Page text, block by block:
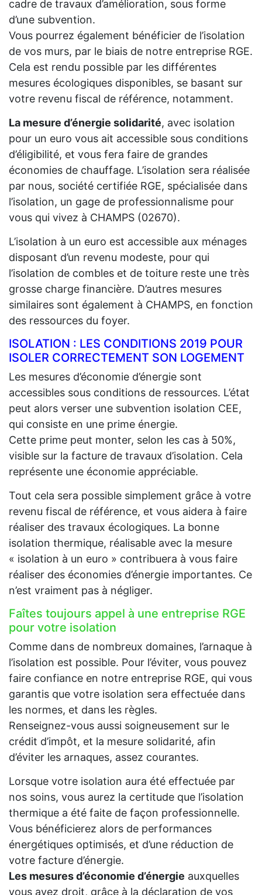
cadre de travaux d’amélioration, sous forme
d’une subvention.
Vous pourrez également bénéficier de l’isolation
de vos murs, par le biais de notre entreprise RGE.
Cela est rendu possible par les différentes
mesures écologiques disponibles, se basant sur
votre revenu fiscal de référence, notamment.
La mesure d’énergie solidarité, avec isolation
pour un euro vous ait accessible sous conditions
d’éligibilité, et vous fera faire de grandes
économies de chauffage. L’isolation sera réalisée
par nous, société certifiée RGE, spécialisée dans
l’isolation, un gage de professionnalisme pour
vous qui vivez à CHAMPS (02670).
L’isolation à un euro est accessible aux ménages
disposant d’un revenu modeste, pour qui
l’isolation de combles et de toiture reste une très
grosse charge financière. D’autres mesures
similaires sont également à CHAMPS, en fonction
des ressources du foyer.
ISOLATION : LES CONDITIONS 2019 POUR
ISOLER CORRECTEMENT SON LOGEMENT
Les mesures d’économie d’énergie sont
accessibles sous conditions de ressources. L’état
peut alors verser une subvention isolation CEE,
qui consiste en une prime énergie.
Cette prime peut monter, selon les cas à 50%,
visible sur la facture de travaux d’isolation. Cela
représente une économie appréciable.
Tout cela sera possible simplement grâce à votre
revenu fiscal de référence, et vous aidera à faire
réaliser des travaux écologiques. La bonne
isolation thermique, réalisable avec la mesure
« isolation à un euro » contribuera à vous faire
réaliser des économies d’énergie importantes. Ce
n’est vraiment pas à négliger.
Faîtes toujours appel à une entreprise RGE
pour votre isolation
Comme dans de nombreux domaines, l’arnaque à
l’isolation est possible. Pour l’éviter, vous pouvez
faire confiance en notre entreprise RGE, qui vous
garantis que votre isolation sera effectuée dans
les normes, et dans les règles.
Renseignez-vous aussi soigneusement sur le
crédit d’impôt, et la mesure solidarité, afin
d’éviter les arnaques, assez courantes.
Lorsque votre isolation aura été effectuée par
nos soins, vous aurez la certitude que l’isolation
thermique a été faite de façon professionnelle.
Vous bénéficierez alors de performances
énergétiques optimisés, et d’une réduction de
votre facture d’énergie.
Les mesures d’économie d’énergie auxquelles
vous avez droit, grâce à la déclaration de vos